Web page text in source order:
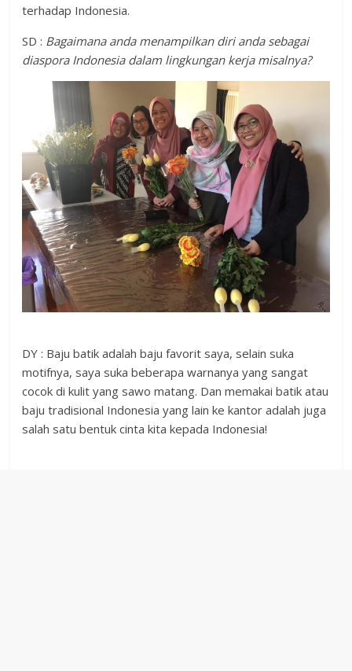
terhadap Indonesia.
SD : Bagaimana anda menampilkan diri anda sebagai
diaspora Indonesia dalam lingkungan kerja misalnya?
DY : Baju batik adalah baju favorit saya, selain suka
motifnya, saya suka beberapa warnanya yang sangat
cocok di kulit yang sawo matang. Dan memakai batik atau
baju tradisional Indonesia yang lain ke kantor adalah juga
salah satu bentuk cinta kita kepada Indonesia!